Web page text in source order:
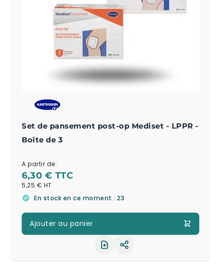
Set de pansement post-op Mediset - LPPR -
Boîte de 3
A partir de:
6,30 €
5,25 €
En stock en ce moment : 23
Ajouter au panier
Partager le produit